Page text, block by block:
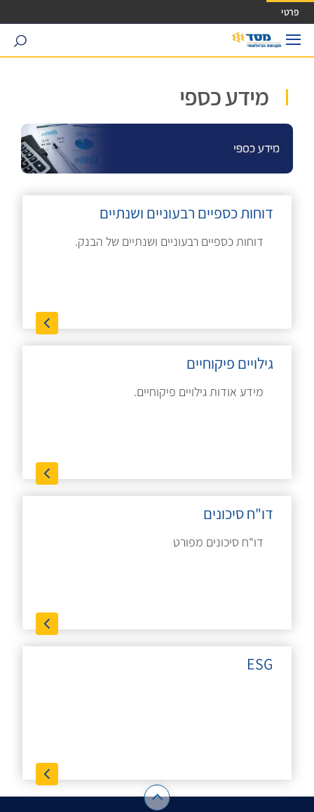
גישה ישירה לכפתור כניסה לחשבונך
פרטי
search
מידע כספי
דוחות כספיים רבעוניים ושנתיים
דוחות כספיים רבעוניים ושנתיים של הבנק.
גילויים פיקוחיים
מידע אודות גילויים פיקוחיים.
דו"ח סיכונים
דו"ח סיכונים מפורט
ESG